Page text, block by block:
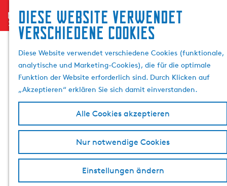
Diese website verwendet
verschiedene cookies
Diese Website verwendet verschiedene Cookies (funktionale,
analytische und Marketing-Cookies), die für die optimale
Funktion der Website erforderlich sind. Durch Klicken auf
„Akzeptieren“ erklären Sie sich damit einverstanden.
Alle Cookies akzeptieren
Nur notwendige Cookies
Einstellungen ändern
menu
G
e
e
n
S
i
u
H
m
Buchen